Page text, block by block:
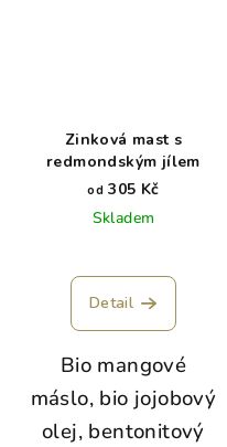
Zinková mast s
redmondským jílem
od 305 Kč
Skladem
Detail
Bio mangové
máslo, bio jojobový
olej, bentonitový